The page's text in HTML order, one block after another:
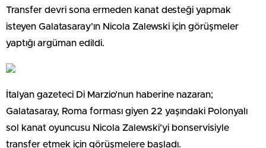
Transfer devri sona ermeden kanat desteği yapmak
isteyen Galatasaray’ın Nicola Zalewski için görüşmeler
yaptığı argüman edildi.
İtalyan gazeteci Di Marzio’nun haberine nazaran;
Galatasaray, Roma forması giyen 22 yaşındaki Polonyalı
sol kanat oyuncusu Nicola Zalewski’yi bonservisiyle
transfer etmek için görüşmelere başladı.